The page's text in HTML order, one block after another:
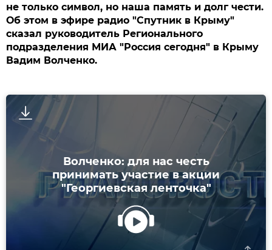
не только символ, но наша память и долг чести.
Об этом в эфире радио "Спутник в Крыму"
сказал руководитель Регионального
подразделения МИА "Россия сегодня" в Крыму
Вадим Волченко.
Волченко: для нас честь
принимать участие в акции
"Георгиевская ленточка"